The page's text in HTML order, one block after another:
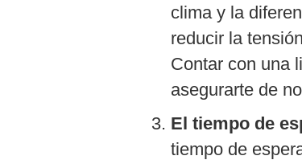
clima y la
reducir la
Contar con una
asegurarte de
El tiempo de
tiempo de